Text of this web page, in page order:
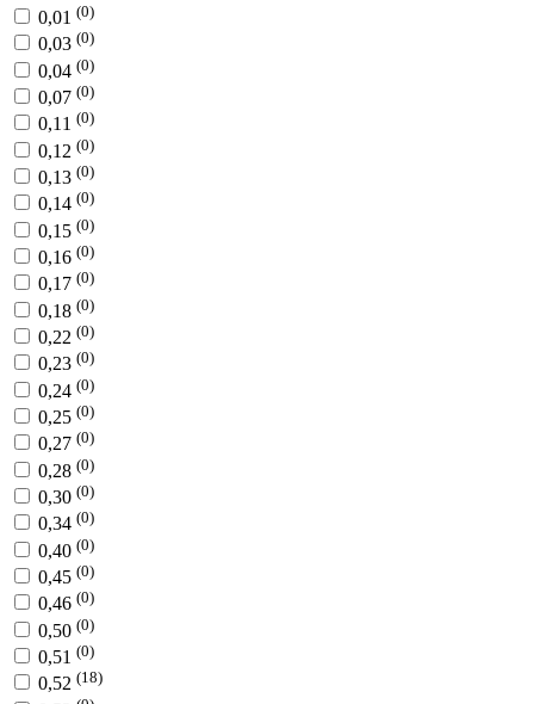
0,01 (0)
0,03 (0)
0,04 (0)
0,07 (0)
0,11 (0)
0,12 (0)
0,13 (0)
0,14 (0)
0,15 (0)
0,16 (0)
0,17 (0)
0,18 (0)
0,22 (0)
0,23 (0)
0,24 (0)
0,25 (0)
0,27 (0)
0,28 (0)
0,30 (0)
0,34 (0)
0,40 (0)
0,45 (0)
0,46 (0)
0,50 (0)
0,51 (0)
0,52 (18)